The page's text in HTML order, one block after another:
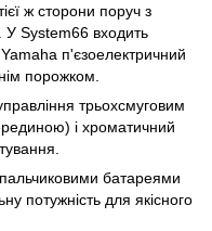
ж сторони поруч з
У System66 входить
п'єзоелектричний
порожком.
трьохсмуговим
і хроматичний
батареями
потужність для якісного